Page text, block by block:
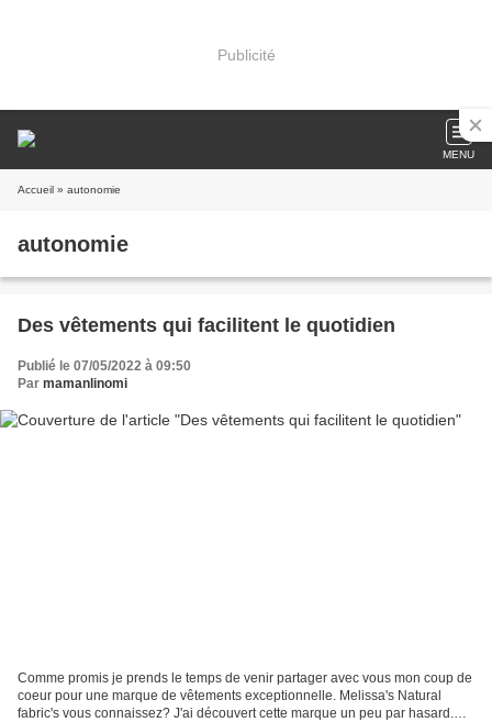
Publicité
MENU
Accueil » autonomie
autonomie
Des vêtements qui facilitent le quotidien
Publié le 07/05/2022 à 09:50
Par mamanlinomi
Comme promis je prends le temps de venir partager avec vous mon coup de
coeur pour une marque de vêtements exceptionnelle. Melissa's Natural
fabric's vous connaissez? J'ai découvert cette marque un peu par hasard.